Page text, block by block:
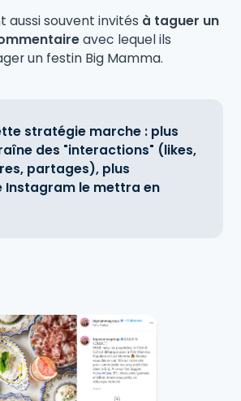
aussi souvent invités à taguer un
avec lequel ils
un festin Big Mamma.
stratégie marche : plus
des "interactions" (likes,
partages), plus
Instagram le mettra en